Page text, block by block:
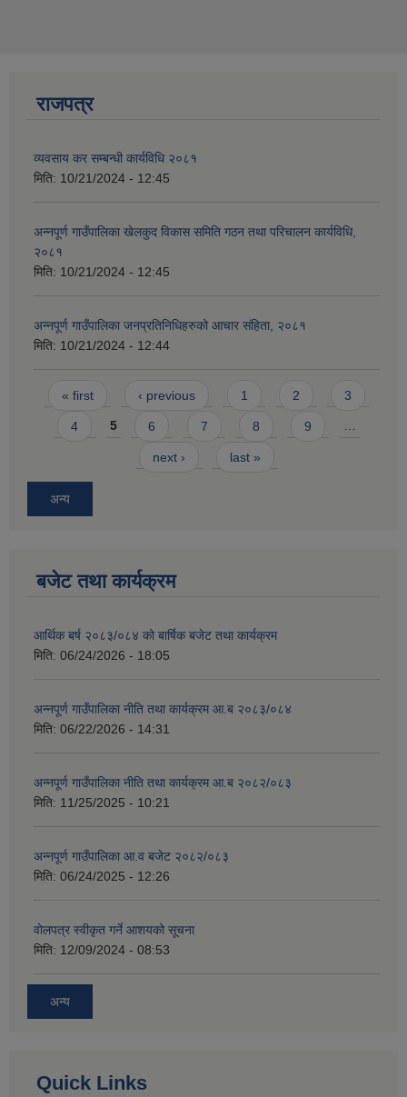
राजपत्र
व्यवसाय कर सम्बन्धी कार्यविधि २०८१
मिति: 10/21/2024 - 12:45
अन्नपूर्ण गाउँपालिका खेलकुद विकास समिति गठन तथा परिचालन कार्यविधि,
२०८१
मिति: 10/21/2024 - 12:45
अन्नपूर्ण गाउँपालिका जनप्रतिनिधिहरुको आचार संहिता, २०८१
मिति: 10/21/2024 - 12:44
Pages
« first ‹ previous 1 2 3
4 5 6 7 8 9 …
next › last »
अन्य
बजेट तथा कार्यक्रम
आर्थिक बर्ष २०८३/०८४ को बार्षिक बजेट तथा कार्यक्रम
मिति: 06/24/2026 - 18:05
अन्नपूर्ण गाउँपालिका नीति तथा कार्यक्रम आ.ब २०८३/०८४
मिति: 06/22/2026 - 14:31
अन्नपूर्ण गाउँपालिका नीति तथा कार्यक्रम आ.ब २०८२/०८३
मिति: 11/25/2025 - 10:21
अन्नपूर्ण गाउँपालिका आ.व बजेट २०८२/०८३
मिति: 06/24/2025 - 12:26
वोलपत्र स्वीकृत गर्ने आशयको सूचना
मिति: 12/09/2024 - 08:53
अन्य
Quick Links